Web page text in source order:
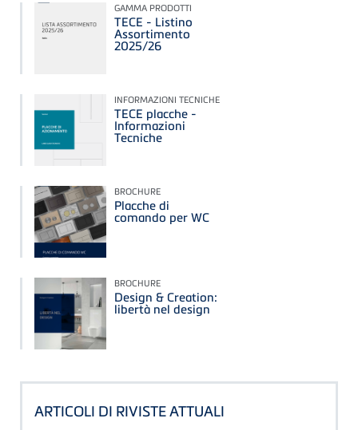
GAMMA PRODOTTI
TECE - Listino
Assortimento
2025/26
INFORMAZIONI TECNICHE
TECE placche -
Informazioni
Tecniche
BROCHURE
Placche di
comando per WC
BROCHURE
Design & Creation:
libertà nel design
ARTICOLI DI RIVISTE ATTUALI